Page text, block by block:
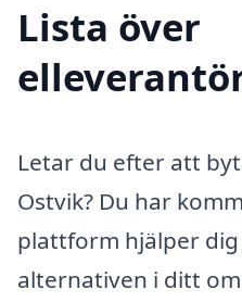
Lista över
Letar du efter att
Ostvik? Du har
plattform hjälper
alternativen i ditt